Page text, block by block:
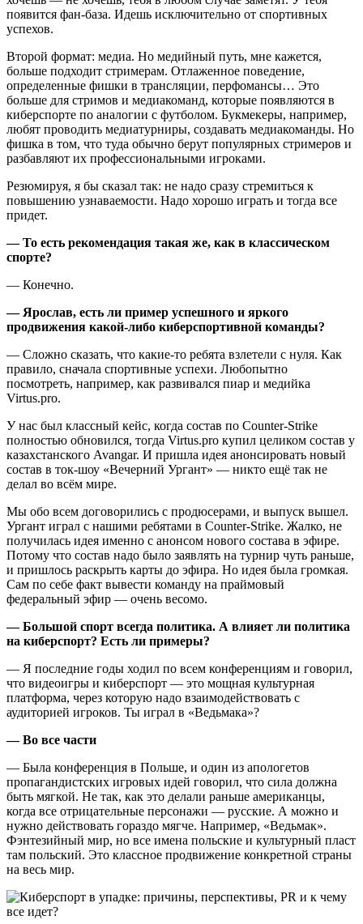
появится фан-база. Идешь исключительно от спортивных
успехов.
Второй формат: медиа. Но медийный путь, мне кажется,
больше подходит стримерам. Отлаженное поведение,
определенные фишки в трансляции, перфомансы… Это
больше для стримов и медиакоманд, которые появляются в
киберспорте по аналогии с футболом. Букмекеры, например,
любят проводить медиатурниры, создавать медиакоманды. Но
фишка в том, что туда обычно берут популярных стримеров и
разбавляют их профессиональными игроками.
Резюмируя, я бы сказал так: не надо сразу стремиться к
повышению узнаваемости. Надо хорошо играть и тогда все
придет.
— То есть рекомендация такая же, как в классическом
спорте?
— Конечно.
— Ярослав, есть ли пример успешного и яркого
продвижения какой-либо киберспортивной команды?
— Сложно сказать, что какие-то ребята взлетели с нуля. Как
правило, сначала спортивные успехи. Любопытно
посмотреть, например, как развивался пиар и медийка
Virtus.pro.
У нас был классный кейс, когда состав по Counter-Strike
полностью обновился, тогда Virtus.pro купил целиком состав у
казахстанского Avangar. И пришла идея анонсировать новый
состав в ток-шоу «Вечерний Ургант» — никто ещё так не
делал во всём мире.
Мы обо всем договорились с продюсерами, и выпуск вышел.
Ургант играл с нашими ребятами в Counter-Strike. Жалко, не
получилась идея именно с анонсом нового состава в эфире.
Потому что состав надо было заявлять на турнир чуть раньше,
и пришлось раскрыть карты до эфира. Но идея была громкая.
Сам по себе факт вывести команду на праймовый
федеральный эфир — очень весомо.
— Большой спорт всегда политика. А влияет ли политика
на киберспорт? Есть ли примеры?
— Я последние годы ходил по всем конференциям и говорил,
что видеоигры и киберспорт — это мощная культурная
платформа, через которую надо взаимодействовать с
аудиторией игроков. Ты играл в «Ведьмака»?
— Во все части
— Была конференция в Польше, и один из апологетов
пропагандистских игровых идей говорил, что сила должна
быть мягкой. Не так, как это делали раньше американцы,
когда все отрицательные персонажи — русские. А можно и
нужно действовать гораздо мягче. Например, «Ведьмак».
Фэнтезийный мир, но все имена польские и культурный пласт
там польский. Это классное продвижение конкретной страны
на весь мир.